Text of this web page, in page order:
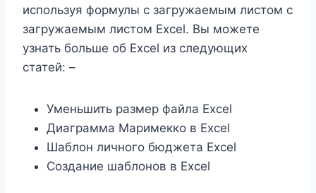
используя формулы с загружаемым листом с
загружаемым листом Excel. Вы можете
узнать больше об Excel из следующих
статей: –
Уменьшить размер файла Excel
Диаграмма Маримекко в Excel
Шаблон личного бюджета Excel
Создание шаблонов в Excel